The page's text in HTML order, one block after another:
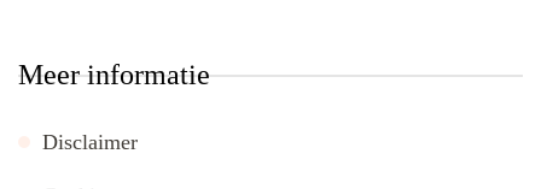
Meer informatie
Disclaimer